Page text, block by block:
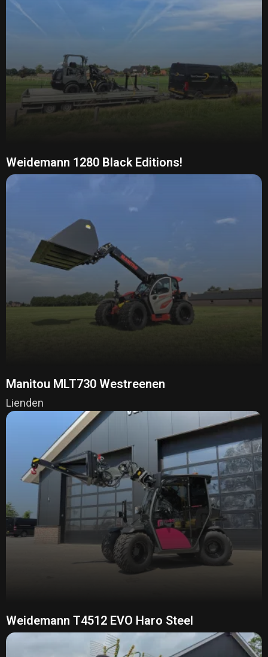
Weidemann 1280 Black Editions!
Manitou MLT730 Westreenen
Lienden
Weidemann T4512 EVO Haro Steel